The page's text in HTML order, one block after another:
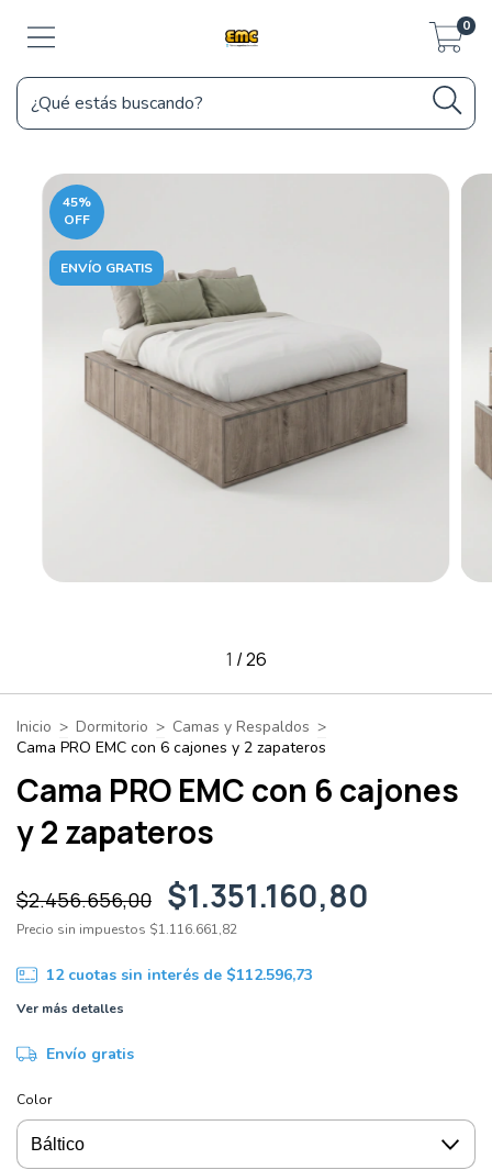
0
45%
OFF
ENVÍO GRATIS
1 /26
Inicio > Dormitorio > Camas y Respaldos >
Cama PRO EMC con 6 cajones y 2 zapateros
Cama PRO EMC con 6 cajones
y 2 zapateros
$2.456.656,00 $1.351.160,80
Precio sin impuestos $1.116.661,82
12 cuotas sin interés de $112.596,73
Ver más detalles
Envío gratis
Color